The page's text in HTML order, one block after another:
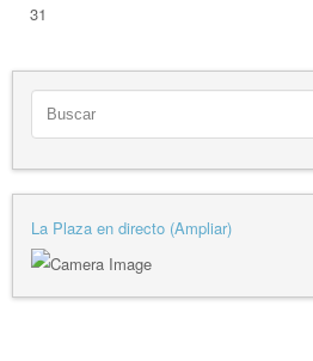
31
La Plaza en directo (Ampliar)